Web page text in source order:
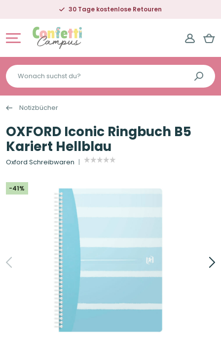
30 Tage kostenlose Retouren
Wonach
suchst
du?
Notizbücher
OXFORD Iconic Ringbuch B5
Kariert Hellblau
Oxford Schreibwaren
-41%